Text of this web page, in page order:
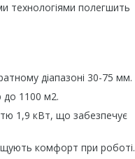
технологіями полегшить
діапазоні 30-75 мм.
до 1100 м2.
1,9 кВт, що забезпечує
комфорт при роботі.